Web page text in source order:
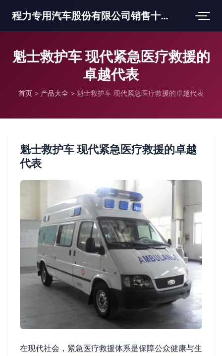
程力专用汽车股份有限公司销售十三分公司
魁士救护车 现代紧急医疗救援的
卓越代表
首页 > 产品大全 > 魁士救护车 现代紧急医疗救援的卓越代表
魁士救护车 现代紧急医疗救援的卓越
代表
在现代社会，紧急医疗救援体系是保障公众健康与生